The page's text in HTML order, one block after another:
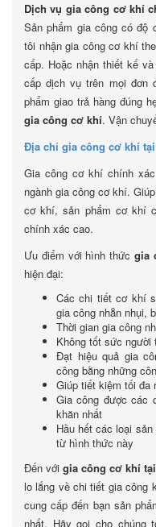
Dịch vụ gia công cơ khí
Sản phẩm gia công có độ
tôi nhận gia công cơ khí
cấp. Hoặc nhận thiết kế
cấp dịch vụ trên mọi đơn
phẩm giao trả hàng đúng
gia công cơ khí. Vận
Địa chỉ gia công cơ khí
Gia công cơ khí chính
ngành gia công cơ khí.
cơ khí, sản phẩm cơ khí
chính xác cao.
Ưu điểm với hình thức gia
hiện đại:
Các chi tiết cơ khí
gia công nhẵn nhụi,
Thời gian gia công
Không tốt sức người
Đạt hiệu quả gia
công bằng những
Giúp tiết kiệm tối đa
Gia công được các
khăn nhất
Hầu hết các loại
từ hình thức này
Đến với gia công cơ khí
lo lắng về chi tiết gia công
cung cấp đến bạn sản
nhất. Hãy gọi cho chúng